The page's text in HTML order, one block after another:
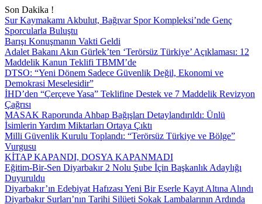
Son Dakika !
Sur Kaymakamı Akbulut, Bağıvar Spor Kompleksi’nde Genç
Sporcularla Buluştu
Barışı Konuşmanın Vakti Geldi
Adalet Bakanı Akın Gürlek’ten ‘Terörsüz Türkiye’ Açıklaması: 12
Maddelik Kanun Teklifi TBMM’de
DTSO: “Yeni Dönem Sadece Güvenlik Değil, Ekonomi ve
Demokrasi Meselesidir”
İHD’den “Çerçeve Yasa” Teklifine Destek ve 7 Maddelik Revizyon
Çağrısı
MASAK Raporunda Ahbap Bağışları Detaylandırıldı: Ünlü
İsimlerin Yardım Miktarları Ortaya Çıktı
Milli Güvenlik Kurulu Toplandı: “Terörsüz Türkiye ve Bölge”
Vurgusu
KİTAP KAPANDI, DOSYA KAPANMADI
Eğitim-Bir-Sen Diyarbakır 2 Nolu Şube İçin Başkanlık Adaylığı
Duyuruldu
Diyarbakır’ın Edebiyat Hafızası Yeni Bir Eserle Kayıt Altına Alındı
Diyarbakır Surları’nın Tarihi Silüeti Sokak Lambalarının Ardında